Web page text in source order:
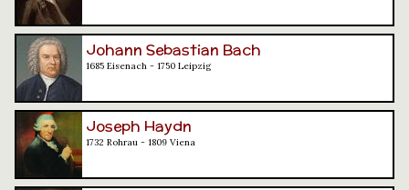
Johann Sebastian Bach
1685 Eisenach - 1750 Leipzig
Joseph Haydn
1732 Rohrau - 1809 Viena